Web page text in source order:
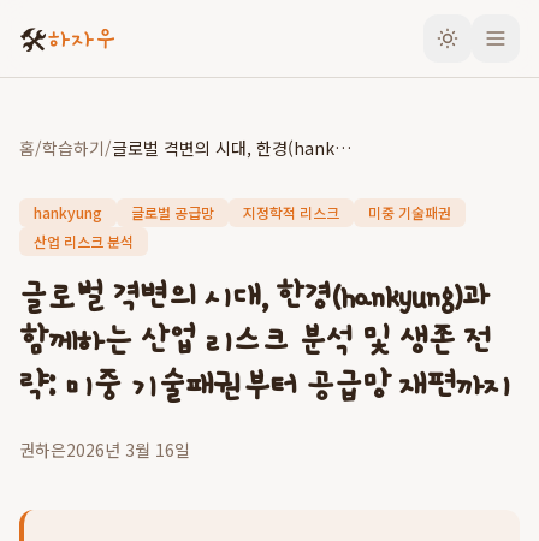
🛠️하자우
홈/학습하기/ 글로벌 격변의 시대, 한경(hankyung)과 함께하는 산업 리스크 분석 및 생존 전략: 미중 기술패권부터 공급망 재편까지
hankyung 글로벌 공급망 지정학적 리스크
미중 기술패권
산업 리스크 분석
글로벌 격변의 시대, 한경(hankyung)과
함께하는 산업 리스크 분석 및 생존 전
략: 미중 기술패권부터 공급망 재편까지
권하은2026년 3월 16일